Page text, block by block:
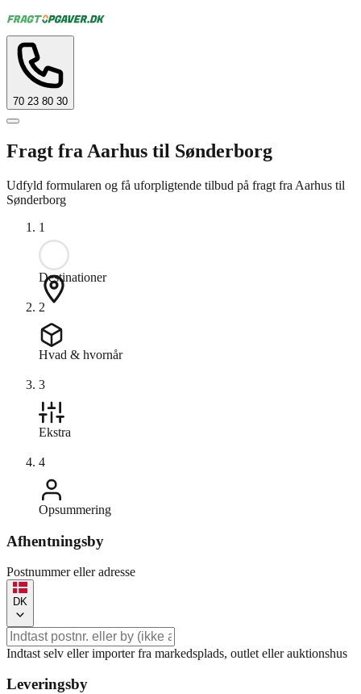
70 23 80 30
Fragt fra Aarhus til Sønderborg
Udfyld formularen og få uforpligtende tilbud på fragt fra Aarhus til
Sønderborg
1
Destinationer
2
Hvad & hvornår
3
Ekstra
4
Opsummering
Afhentningsby
Postnummer eller adresse
DK
Indtast selv eller importer fra markedsplads, outlet eller auktionshus
Leveringsby